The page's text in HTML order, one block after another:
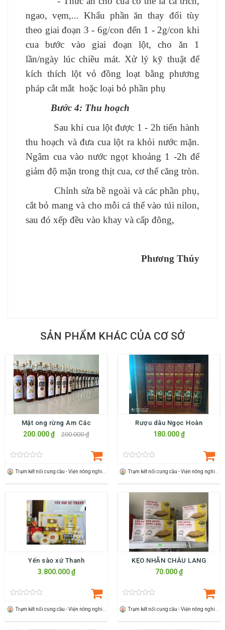
ngao, vẹm,... Khẩu phần ăn thay đổi tùy
theo giai đoạn 3 - 6g/con đến 1 - 2g/con khi
cua bước vào giai đoạn lột, cho ăn 1
lần/ngày lúc chiều mát. Xử lý kỹ thuật để
kích thích lột vỏ đồng loạt bằng phương
pháp cắt mắt hoặc loại bỏ phần phụ
Bước 4: Thu hoạch
Sau khi cua lột được 1 - 2h tiến hành
thu hoạch và đưa cua lột ra khỏi nước mặn.
Ngâm cua vào nước ngọt khoảng 1 -2h để
giảm độ mặn trong thịt cua, cơ thể căng tròn.
Chỉnh sửa bề ngoài và các phần phụ,
cắt bỏ mang và cho mỗi cá thể vào túi nilon,
sau đó xếp đều vào khay và cấp đông,
Phương Thúy
SẢN PHẨM KHÁC CỦA CƠ SỞ
Mật ong rừng Am Các
200.000 ₫ 200.000 ₫
Rượu dâu Ngọc Hoàn
180.000 ₫
Yến sào xứ Thanh
3.800.000 ₫
KẸO NHÃN CHÂU LANG
70.000 ₫